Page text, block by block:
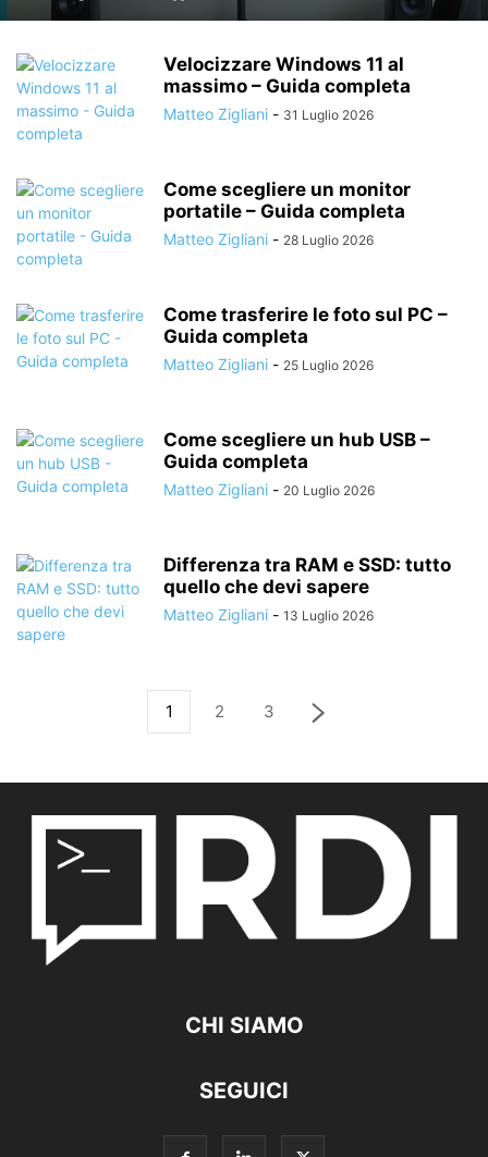
Velocizzare Windows 11 al
massimo – Guida completa
Matteo Zigliani - 31 Luglio 2026
Come scegliere un monitor
portatile – Guida completa
Matteo Zigliani - 28 Luglio 2026
Come trasferire le foto sul PC –
Guida completa
Matteo Zigliani - 25 Luglio 2026
Come scegliere un hub USB –
Guida completa
Matteo Zigliani - 20 Luglio 2026
Differenza tra RAM e SSD: tutto
quello che devi sapere
Matteo Zigliani - 13 Luglio 2026
1 2 3
CHI SIAMO
SEGUICI